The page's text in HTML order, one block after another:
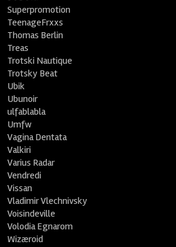
Superpromotion
TeenageFrxxs
Thomas Berlin
Treas
Trotski Nautique
Trotsky Beat
Ubik
Ubunoir
ulfablabla
Umfw
Vagina Dentata
Valkiri
Varius Radar
Vendredi
Vissan
Vladimir Vlechnivsky
Voisindeville
Volodia Egnarom
Wizæroid